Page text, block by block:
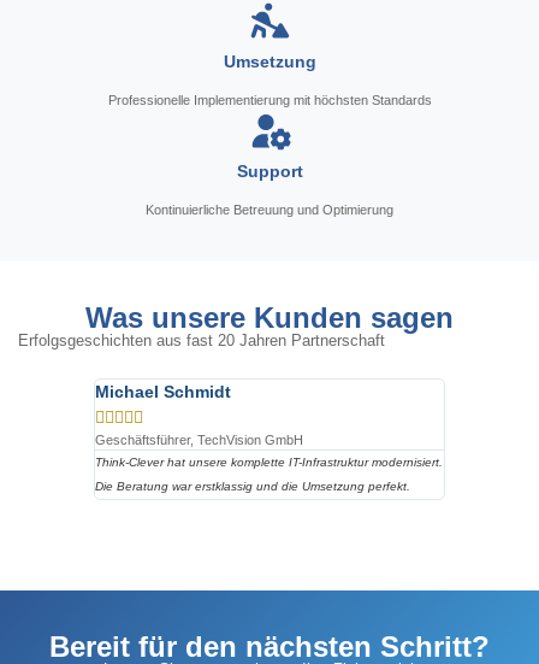
Umsetzung
Professionelle Implementierung mit höchsten Standards
Support
Kontinuierliche Betreuung und Optimierung
Was unsere Kunden sagen
Erfolgsgeschichten aus fast 20 Jahren Partnerschaft
Michael Schmidt
    
Geschäftsführer, TechVision GmbH
Think-Clever hat unsere komplette IT-Infrastruktur modernisiert.
Die Beratung war erstklassig und die Umsetzung perfekt.
Bereit für den nächsten Schritt?